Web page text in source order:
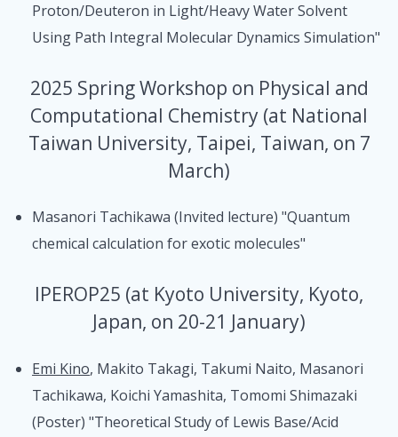
Proton/Deuteron in Light/Heavy Water Solvent
Using Path Integral Molecular Dynamics Simulation"
2025 Spring Workshop on Physical and
Computational Chemistry (at National
Taiwan University, Taipei, Taiwan, on 7
March)
Masanori Tachikawa (Invited lecture) "Quantum
chemical calculation for exotic molecules"
IPEROP25 (at Kyoto University, Kyoto,
Japan, on 20-21 January)
Emi Kino, Makito Takagi, Takumi Naito, Masanori
Tachikawa, Koichi Yamashita, Tomomi Shimazaki
(Poster) "Theoretical Study of Lewis Base/Acid